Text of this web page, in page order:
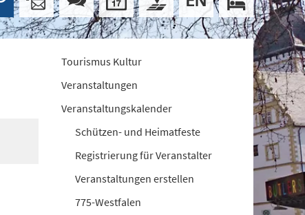
Tourismus Kultur
Veranstaltungen
Veranstaltungskalender
Schützen- und Heimatfeste
Registrierung für Veranstalter
Veranstaltungen erstellen
775-Westfalen